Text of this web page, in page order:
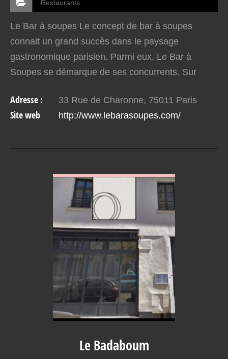
Restaurants
Le Bar à soupes Le concept de bar à soupes
connait un grand succès dans le paysage
gastronomique parisien. Parmi eux, Le Bar à
Soupes se démarque de ses concurrents. Sur
d’infinies saveurs pour le plus…
Adresse : 33 Rue de Charonne, 75011 Paris
Site web http://www.lebarasoupes.com/
Le Badaboum